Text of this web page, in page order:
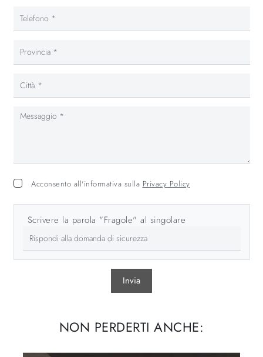
Acconsento all'informativa sulla Privacy Policy
Scrivere la parola "Fragole" al singolare
Invia
NON PERDERTI ANCHE: